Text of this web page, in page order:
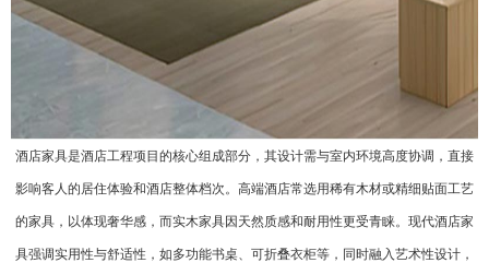
酒店家具是酒店工程项目的核心组成部分，其设计需与室内环境高度协调，直接
影响客人的居住体验和酒店整体档次。高端酒店常选用稀有木材或精细贴面工艺
的家具，以体现奢华感，而实木家具因天然质感和耐用性更受青睐。现代酒店家
具强调实用性与舒适性，如多功能书桌、可折叠衣柜等，同时融入艺术性设计，